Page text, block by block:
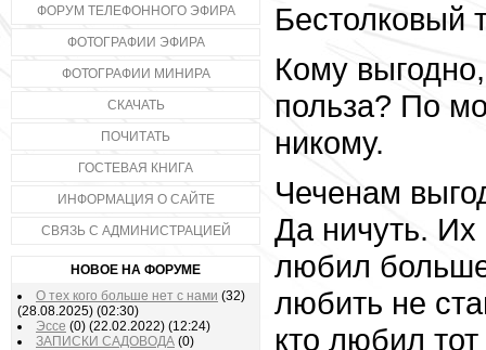
ФОРУМ ТЕЛЕФОННОГО ЭФИРА
ФОТОГРАФИИ ЭФИРА
ФОТОГРАФИИ МИНИРА
СКАЧАТЬ
ПОЧИТАТЬ
ГОСТЕВАЯ КНИГА
ИНФОРМАЦИЯ О САЙТЕ
СВЯЗЬ С АДМИНИСТРАЦИЕЙ
НОВОЕ НА ФОРУМЕ
О тех кого больше нет с нами (32)
(28.08.2025) (02:30)
Эссе (0) (22.02.2022) (12:24)
ЗАПИСКИ САДОВОДА (0)
Бестолковый
Кому
польза? По
никому.
Чеченам
Да ничуть. Их
любил
любить не
кто любил тот